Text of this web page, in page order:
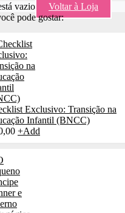
vazio
Voltar à Loja
pode gostar:
Exclusivo: Transição na
Infantil (BNCC)
+Add